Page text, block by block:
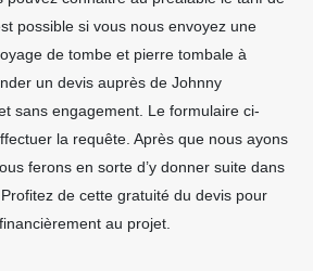
possible si vous nous envoyez une
de tombe et pierre tombale à
un devis auprès de Johnny
sans engagement. Le formulaire ci-
la requête. Après que nous ayons
ferons en sorte d’y donner suite dans
de cette gratuité du devis pour
au projet.